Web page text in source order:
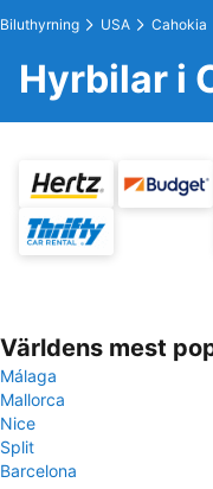
Biluthyrning USA Cahokia
Hyrbilar i
Världens mest
Málaga
Mallorca
Nice
Split
Barcelona